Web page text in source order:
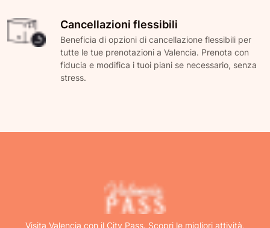
Cancellazioni flessibili
Beneficia di opzioni di cancellazione flessibili per
tutte le tue prenotazioni a Valencia. Prenota con
fiducia e modifica i tuoi piani se necessario, senza
stress.
Visita Valencia con il City Pass. Scopri le migliori attività,